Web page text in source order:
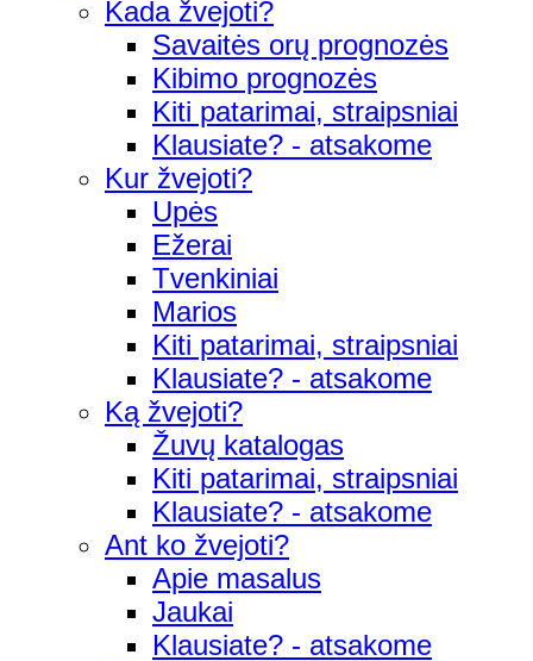
Kada žvejoti?
Savaitės orų prognozės
Kibimo prognozės
Kiti patarimai, straipsniai
Klausiate? - atsakome
Kur žvejoti?
Upės
Ežerai
Tvenkiniai
Marios
Kiti patarimai, straipsniai
Klausiate? - atsakome
Ką žvejoti?
Žuvų katalogas
Kiti patarimai, straipsniai
Klausiate? - atsakome
Ant ko žvejoti?
Apie masalus
Jaukai
Klausiate? - atsakome